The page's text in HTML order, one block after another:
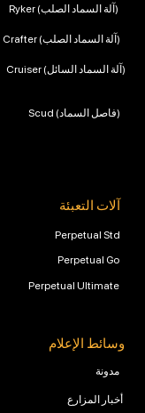
Ryker (آلة السماد الصلب)
Cruiser (آلة السماد السائل)
Scud (فاصل السماد)
Crafter (آلة السماد الصلب)
آلات التعبئة
Perpetual Std
Perpetual Go
Perpetual Ultimate
وسائط الإعلام
مدونة
أخبار المزارع